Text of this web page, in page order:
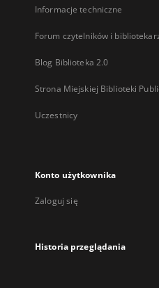
Informacje techniczne
Forum czytelników i
Blog Biblioteka 2.0
Strona Miejskiej Biblioteki
Uczestnicy
Konto użytkownika
Zaloguj się
Historia przeglądania